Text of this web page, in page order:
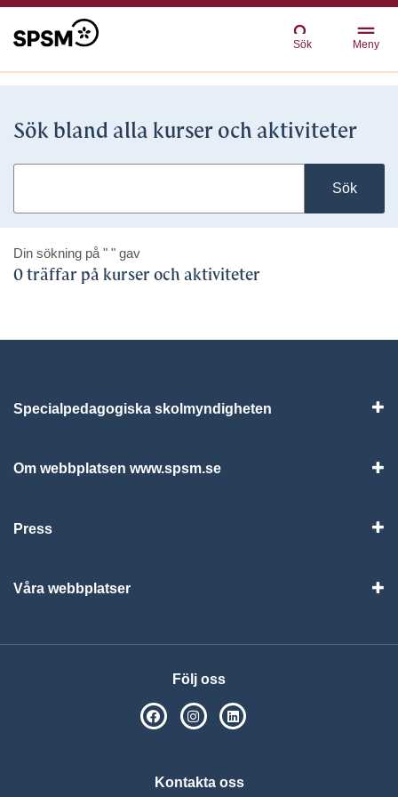
Sök Meny
Sök bland alla kurser och aktiviteter
Sök
Din sökning på " " gav
0 träffar på kurser och aktiviteter
Specialpedagogiska skolmyndigheten
Om webbplatsen www.spsm.se
Press
Våra webbplatser
Följ oss
SPSM på Facebook
SPSM på Instagram
Kontakta oss